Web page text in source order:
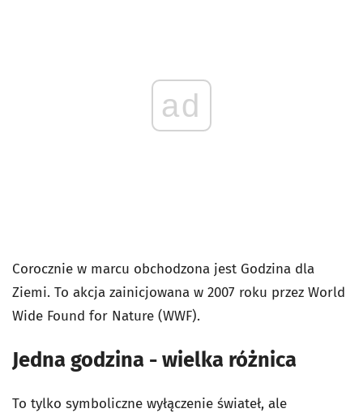
ad
Corocznie w marcu obchodzona jest Godzina dla
Ziemi. To akcja zainicjowana w 2007 roku przez World
Wide Found for Nature (WWF).
Jedna godzina - wielka różnica
To tylko symboliczne wyłączenie świateł, ale